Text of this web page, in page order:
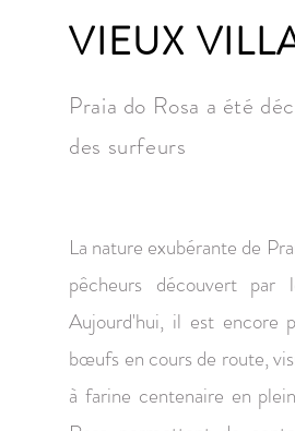
VIEUX
Praia do Rosa a été
des surfeurs
La nature exubérante de
pêcheurs découvert par
Aujourd'hui, il est encore
bœufs en cours de route,
à farine centenaire en